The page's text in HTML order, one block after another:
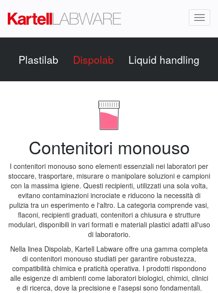
Plastilab Dispolab Liquid handling
Contenitori monouso
I contenitori monouso sono elementi essenziali nei laboratori per
stoccare, trasportare, misurare o manipolare soluzioni e campioni
con la massima igiene. Questi recipienti, utilizzati una sola volta,
evitano contaminazioni incrociate e riducono la necessità di
pulizia tra un esperimento e l'altro. La categoria comprende vasi,
flaconi, recipienti graduati, contenitori a chiusura e strutture
modulari, disponibili in vari formati e materiali plastici adatti all'uso
di laboratorio.
Nella linea Dispolab, Kartell Labware offre una gamma completa
di contenitori monouso studiati per garantire robustezza,
compatibilità chimica e praticità operativa. I prodotti rispondono
alle esigenze di ambienti come laboratori biologici, chimici, clinici
e di ricerca, dove la precisione e l'asepsi sono fondamentali.